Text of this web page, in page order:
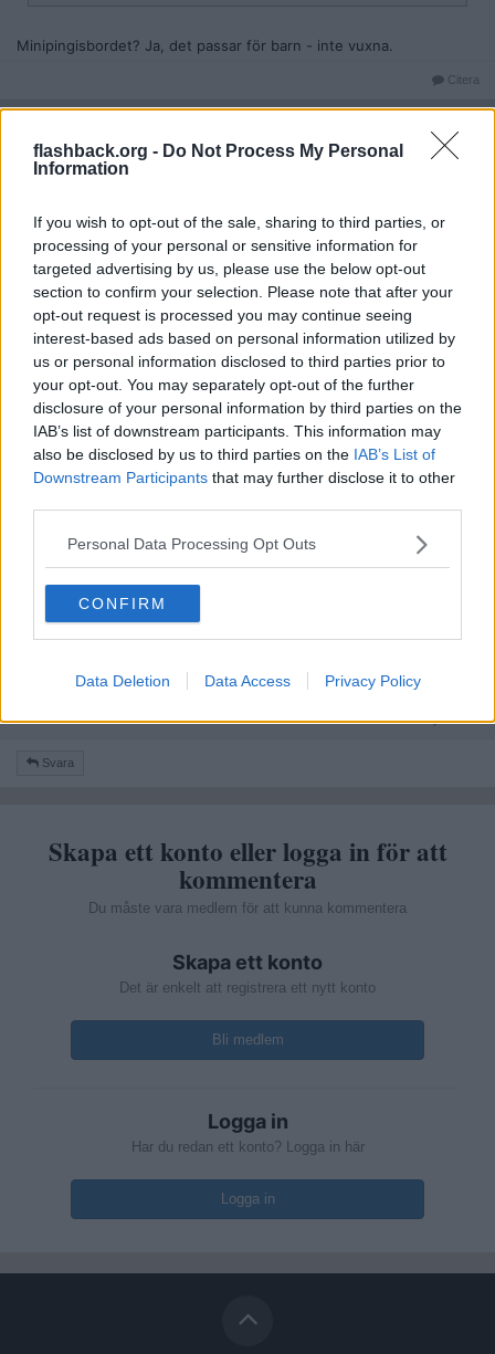
flashback.org - Do Not Process My Personal
Information
If you wish to opt-out of the sale, sharing to third parties, or
processing of your personal or sensitive information for
targeted advertising by us, please use the below opt-out
section to confirm your selection. Please note that after your
opt-out request is processed you may continue seeing
interest-based ads based on personal information utilized by
us or personal information disclosed to third parties prior to
your opt-out. You may separately opt-out of the further
disclosure of your personal information by third parties on the
IAB’s list of downstream participants. This information may
also be disclosed by us to third parties on the IAB’s List of
Downstream Participants that may further disclose it to other
Personal Data Processing Opt Outs
CONFIRM
Data Deletion Data Access Privacy Policy
Minipingisbordet? Ja, det passar för barn - inte vuxna.
Citera
2025-12-29, 12:29 #3
Medlem
Reg: Sep 2025
Inlägg: 311
Ursprungligen postat av PippaDelight
Funderar på att köpa pingisbordet för hemmabruk som säljs
på Jula. Är det någon som har testat? Är det något att ha?
Litar inte på recensionerna på hemsidan som upplevs skapat
av AI
Jag har testat det är ett pingisbord för barn så det blir inget roligt
spel för vuxna.
Citera
2025-12-29, 12:32
Cooltrayne
Medlem
Reg: Okt 2022
Citat:
Ursprungligen postat av
PippaDelight
Funderar på att köpa pingisbordet för hemmabruk som säljs
på Jula. Är det någon som har testat? Är det något att ha?
Litar inte på recensionerna på hemsidan som upplevs skapat
begagnat, stort som litet.
Citera
Svara
Skapa ett konto eller logga in för att
kommentera
Du måste vara medlem för att kunna kommentera
Skapa ett konto
Det är enkelt att registrera ett nytt konto
Bli medlem
Logga in
Har du redan ett konto? Logga in här
Logga in